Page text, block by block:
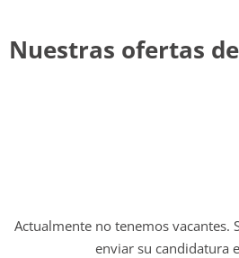
Nuestras ofertas
Actualmente no tenemos vacantes.
enviar su candidatura